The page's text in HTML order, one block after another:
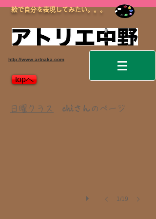
絵で自分を表現してみたい。。。
http://www.artnaka.com
topへ
日曜クラス chiさん のページ
1/19